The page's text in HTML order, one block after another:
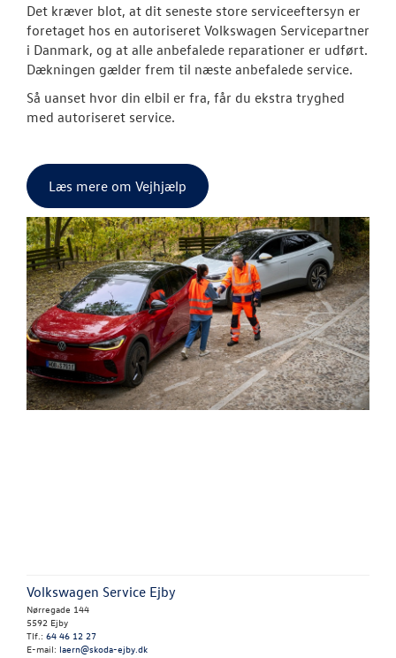
Det kræver blot, at dit seneste store serviceeftersyn er
foretaget hos en autoriseret Volkswagen Servicepartner
i Danmark, og at alle anbefalede reparationer er udført.
Dækningen gælder frem til næste anbefalede service.
Så uanset hvor din elbil er fra, får du ekstra tryghed
med autoriseret service.
Læs mere om Vejhjælp
Volkswagen Service Ejby
Nørregade 144
5592 Ejby
Tlf.: 64 46 12 27
E-mail: laern@skoda-ejby.dk